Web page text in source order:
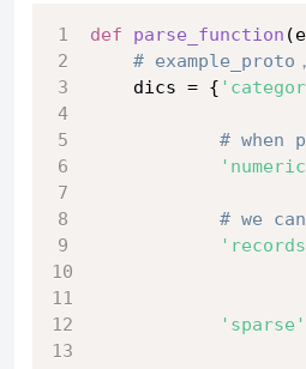
def parse_function (
#
    dics = {
# when
# we
'sparse'